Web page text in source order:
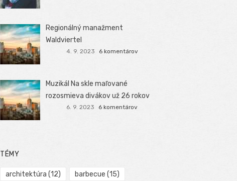
Regionálný manažment
Waldviertel
4. 9. 2023 6 komentárov
Muzikál Na skle maľované
rozosmieva divákov už 26 rokov
6. 9. 2023 6 komentárov
TÉMY
architektúra (12) barbecue (15)